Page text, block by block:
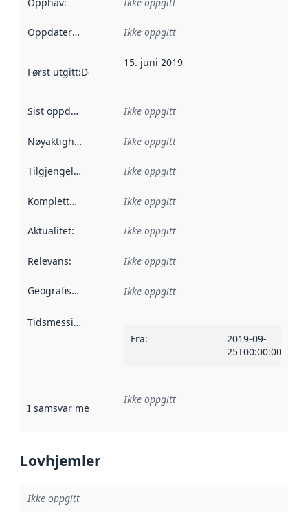
Oppdateringsfrekvens :
Ikke oppgitt
Først utgitt:Denne datoen sier når dataene i dette
15. juni 2019
Sist oppdatert Ikke oppgitt
Nøyaktighet Ikke oppgitt
Tilgjengelighet Ikke oppgitt
Kompletthet Ikke oppgitt
Aktualitet: Ikke oppgitt
Relevans: Ikke oppgitt
Geografisk avgrensning :
Ikke oppgitt
Tidsmessig avgrensning
Fra:
2019-09-
25T00:00:00Z
I samsvar med Referanse til en implementasjonsregel
Ikke oppgitt
Lovhjemler
Ikke oppgitt